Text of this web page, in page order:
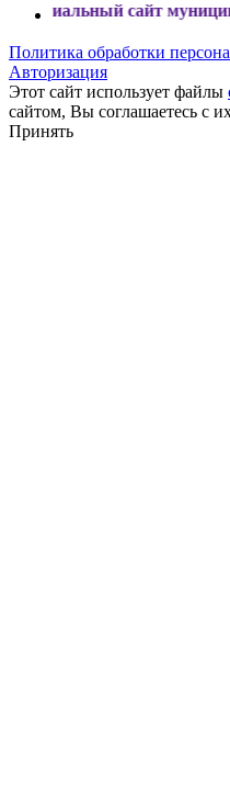
сайт муниципального
Политика обработки
Авторизация
Этот сайт использует файлы
сайтом, Вы соглашаетесь с
Принять